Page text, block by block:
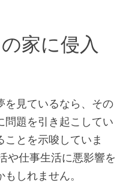
家に侵入
を見ているなら、その
問題を引き起こしてい
とを示唆していま
や仕事生活に悪影響を
しれません。